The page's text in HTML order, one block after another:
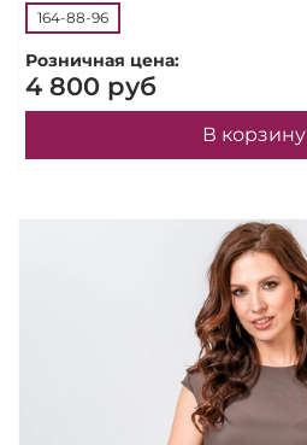
164-88-96
Розничная цена:
4 800 руб
В корзину